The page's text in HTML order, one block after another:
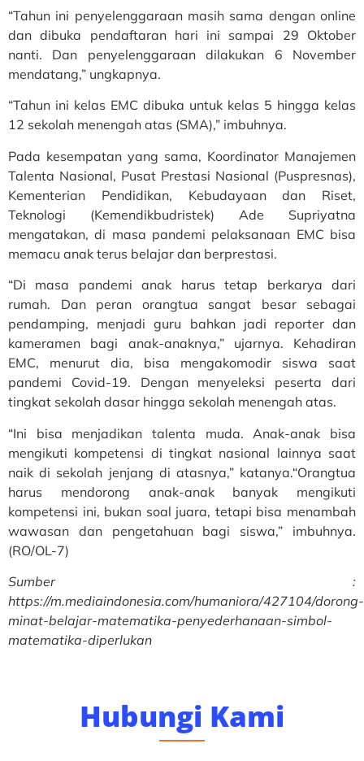
“Tahun ini penyelenggaraan masih sama dengan online
dan dibuka pendaftaran hari ini sampai 29 Oktober
nanti. Dan penyelenggaraan dilakukan 6 November
mendatang,” ungkapnya.
“Tahun ini kelas EMC dibuka untuk kelas 5 hingga kelas
12 sekolah menengah atas (SMA),” imbuhnya.
Pada kesempatan yang sama, Koordinator Manajemen
Talenta Nasional, Pusat Prestasi Nasional (Puspresnas),
Kementerian Pendidikan, Kebudayaan dan Riset,
Teknologi (Kemendikbudristek) Ade Supriyatna
mengatakan, di masa pandemi pelaksanaan EMC bisa
memacu anak terus belajar dan berprestasi.
“Di masa pandemi anak harus tetap berkarya dari
rumah. Dan peran orangtua sangat besar sebagai
pendamping, menjadi guru bahkan jadi reporter dan
kameramen bagi anak-anaknya,” ujarnya. Kehadiran
EMC, menurut dia, bisa mengakomodir siswa saat
pandemi Covid-19. Dengan menyeleksi peserta dari
tingkat sekolah dasar hingga sekolah menengah atas.
“Ini bisa menjadikan talenta muda. Anak-anak bisa
mengikuti kompetensi di tingkat nasional lainnya saat
naik di sekolah jenjang di atasnya,” katanya.“Orangtua
harus mendorong anak-anak banyak mengikuti
kompetensi ini, bukan soal juara, tetapi bisa menambah
wawasan dan pengetahuan bagi siswa,” imbuhnya.
(RO/OL-7)
Sumber :
https://m.mediaindonesia.com/humaniora/427104/dorong-
minat-belajar-matematika-penyederhanaan-simbol-
matematika-diperlukan
Hubungi Kami